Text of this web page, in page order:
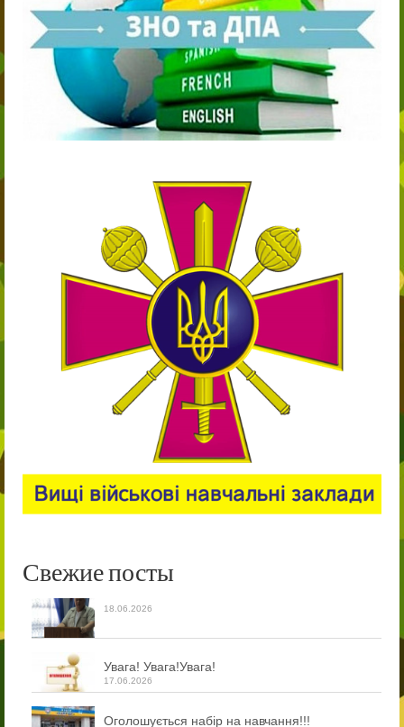
Свежие посты
18.06.2026
Увага! Увага!Увага!
17.06.2026
Оголошується набір на навчання!!!